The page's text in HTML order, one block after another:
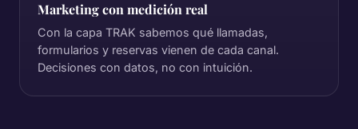
Marketing con medición real
Con la capa TRAK sabemos qué llamadas,
formularios y reservas vienen de cada canal.
Decisiones con datos, no con intuición.